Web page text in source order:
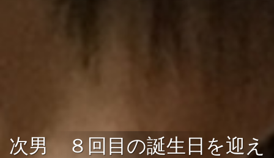
次男 ８回目の誕生日を迎え